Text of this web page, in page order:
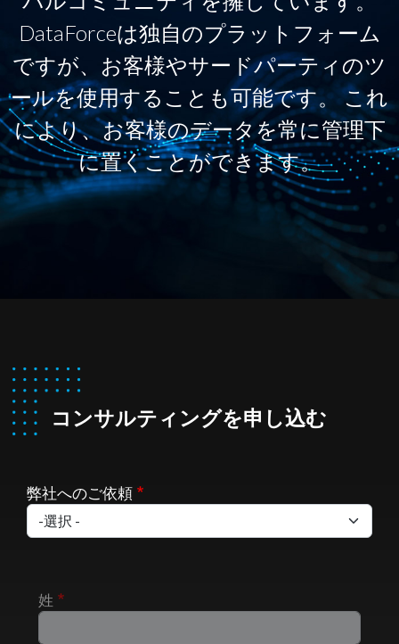
DataForceは独自のプラットフォーム
ですが、お客様やサードパーティのツ
ールを使用することも可能です。 これ
により、お客様のデータを常に管理下
に置くことができます。
コンサルティングを申し込む
弊社へのご依頼
姓